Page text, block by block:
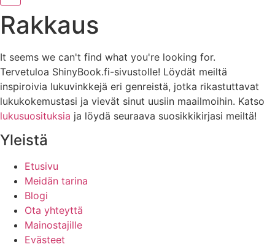
Rakkaus
It seems we can't find what you're looking for.
Tervetuloa ShinyBook.fi-sivustolle! Löydät meiltä
inspiroivia lukuvinkkejä eri genreistä, jotka rikastuttavat
lukukokemustasi ja vievät sinut uusiin maailmoihin. Katso
lukusuosituksia ja löydä seuraava suosikkikirjasi meiltä!
Yleistä
Etusivu
Meidän tarina
Blogi
Ota yhteyttä
Mainostajille
Evästeet